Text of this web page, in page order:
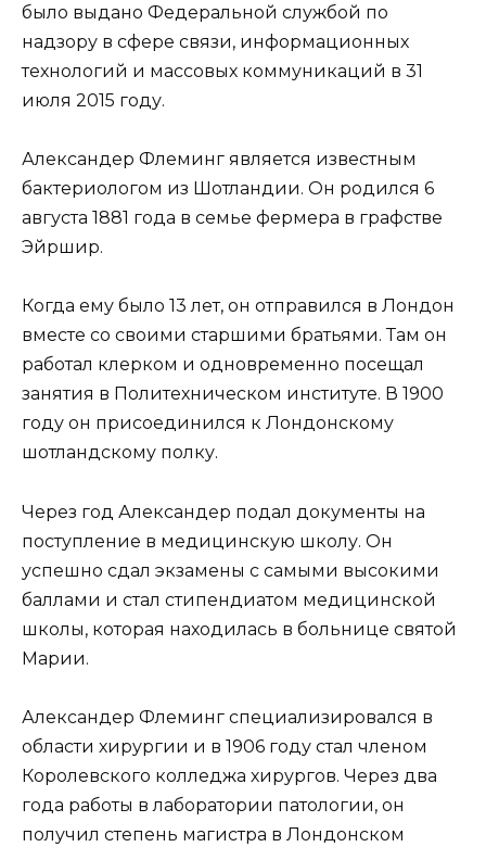
было выдано Федеральной службой по
надзору в сфере связи, информационных
технологий и массовых коммуникаций в 31
июля 2015 году.
Александер Флеминг является известным
бактериологом из Шотландии. Он родился 6
августа 1881 года в семье фермера в графстве
Эйршир.
Когда ему было 13 лет, он отправился в Лондон
вместе со своими старшими братьями. Там он
работал клерком и одновременно посещал
занятия в Политехническом институте. В 1900
году он присоединился к Лондонскому
шотландскому полку.
Через год Александер подал документы на
поступление в медицинскую школу. Он
успешно сдал экзамены с самыми высокими
баллами и стал стипендиатом медицинской
школы, которая находилась в больнице святой
Марии.
Александер Флеминг специализировался в
области хирургии и в 1906 году стал членом
Королевского колледжа хирургов. Через два
года работы в лаборатории патологии, он
получил степень магистра в Лондонском